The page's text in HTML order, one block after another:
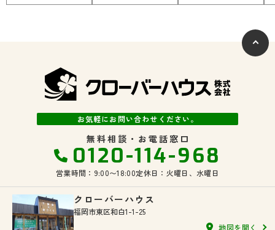
お気軽にお問い合わせください。
無料相談・お電話窓口
0120-114-968
営業時間：9:00〜18:00定休日：火曜日、水曜日
クローバーハウス
福岡市東区和白1-1-25
地図を開く